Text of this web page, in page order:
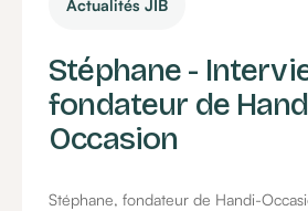
Actualités JIB
Stéphane -
fondateur de
Occasion
Stéphane, fondateur de Handi-